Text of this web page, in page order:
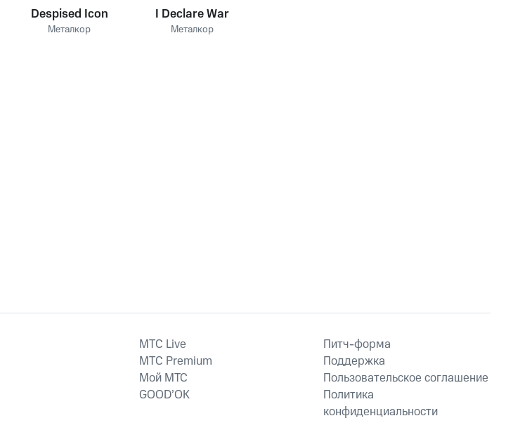
Despised Icon
Металкор
I Declare War
Металкор
MTС Live
MTС Premium
Мой МТС
GOOD’OK
Питч-форма
Поддержка
Пользовательское соглашение
Политика
конфиденциальности